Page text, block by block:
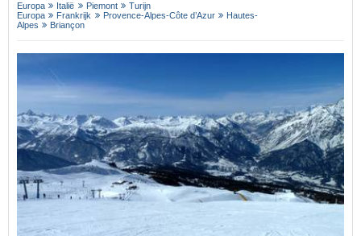
Europa Italië Piemont
Turijn
Europa
Frankrijk Provence-Alpes-Côte d’Azur
Hautes-
Alpes
Briançon